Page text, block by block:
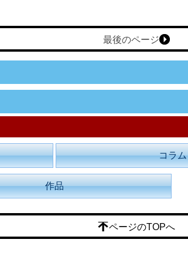
最後のページ
コラム
作品
ページのTOPへ